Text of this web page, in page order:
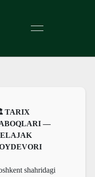
TARIX
—
shahridagi